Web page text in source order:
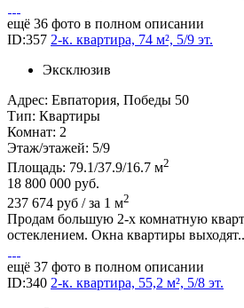
ещё 36 фото в полном описании
ID:357 2-к. квартира, 74 м², 5/9 эт.
Эксклюзив
Адрес: Евпатория, Победы 50
Тип: Квартиры
Комнат: 2
Этаж/этажей: 5/9
Площадь: 79.1/37.9/16.7 м2
18 800 000 руб.
237 674 руб / за 1 м2
Продам большую 2-х комнатную
остеклением. Окна квартиры
ещё 37 фото в полном описании
ID:340 2-к. квартира, 55,2 м², 5/8 эт.